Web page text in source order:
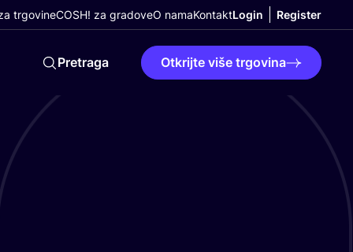
trgovineCOSH! za gradoveO namaKontaktLogin Register
Pretraga Otkrijte više trgovina